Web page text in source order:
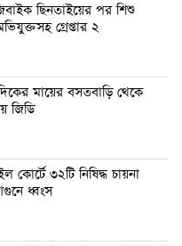
ছিনতাইয়ের পর শিশু
গ্রেপ্তার ২
মায়ের বসতবাড়ি থেকে
জিডি
কোর্টে ৩২টি নিষিদ্ধ চায়না
ধ্বংস